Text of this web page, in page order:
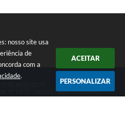
nosso site usa
de
com a
.
ACEITAR
PERSONALIZAR
nº 1450 - Centro | CEP: 16300-005
a sexta da 8h00 às 16h00